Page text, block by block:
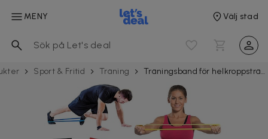
MENY Välj stad
Sport & Fritid Träning Träningsband för helkroppsträning 5-pack